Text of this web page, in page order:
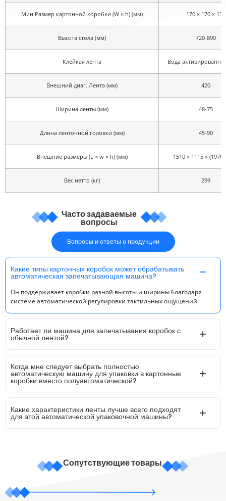
Мин Размер картонной коробки (W × h) (мм) 170 × 170 × 130
Высота стола (мм) 720-890
Клейкая лента Вода
Внешний диаг. Лента (мм) 420
Ширина ленты (мм) 48-75
Длина ленточной головки (мм) 45-90
Внешние размеры (L × w × h) (мм) 1510 × 1115 ×
Вес нетто (кг) 299
Часто задаваемые
вопросы
Вопросы и ответы о продукции
Какие типы картонных коробок может обрабатывать
автоматическая запечатывающая машина?
Он поддерживает коробки разной высоты и ширины благодаря
системе автоматической регулировки тактильных ощущений.
Работает ли машина для запечатывания коробок с
обычной лентой?
Когда мне следует выбрать полностью
автоматическую машину для упаковки в картонные
коробки вместо полуавтоматической?
Какие характеристики ленты лучше всего подходят
для этой автоматической упаковочной машины?
Сопутствующие товары